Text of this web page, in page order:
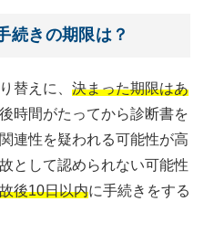
続きの期限は？
替えに、 決まった期限はあ
時間がたってから診断書を
連性を疑われる可能性が高
として認められない可能性
後10日以内に手続きをする